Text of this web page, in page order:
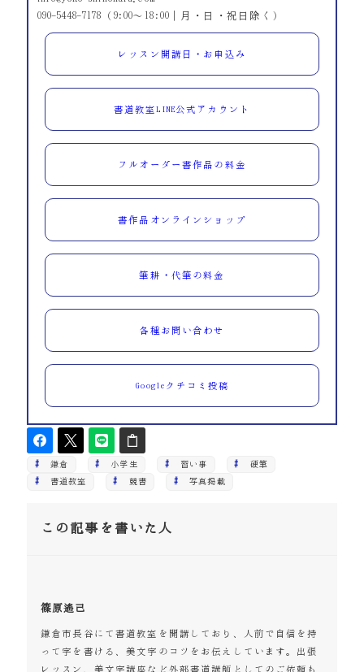
090-5448-7178（9:00～18:00｜月・日・祝日除く）
レッスン開講日・お申込み
書道教室LINE公式アカウント
フルオーダー書作品の料金
書作品オンラインショップ
筆耕・代筆の料金
各種お問い合わせ
Googleクチコミ投稿
鎌倉 小学生 習い事 硬筆
書道教室 競書 写真掲載
この記事を書いた人
篠原遙己
鎌倉市長谷にて書道教室を開講しており、人前で自信を持
って字を書ける、美文字のコツをお伝えしています。出張
レッスン、美文字講座など外部書道講師としてのご依頼も